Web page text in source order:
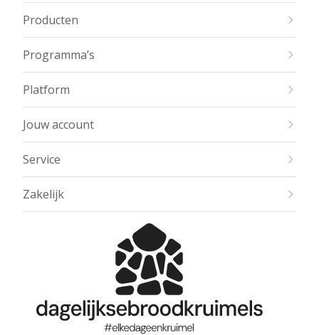
Producten
Programma’s
Platform
Jouw account
Service
Zakelijk